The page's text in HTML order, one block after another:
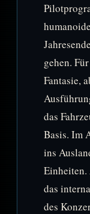
gehen.
Fantasie,
das
Basis. Im
ins
Einheiten.
das
des